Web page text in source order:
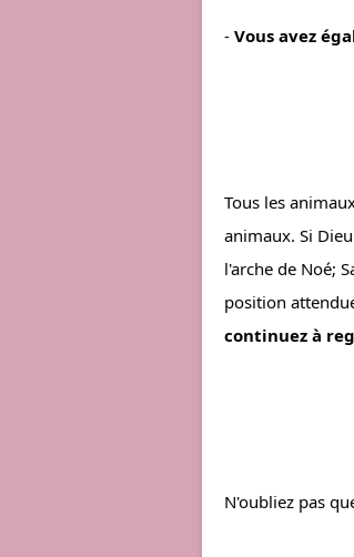
- Vous avez
Tous les
animaux. Si
l'arche de Noé;
position
continuez à
N'oubliez pas